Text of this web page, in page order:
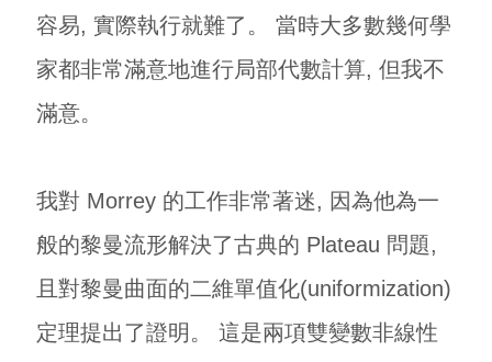
容易, 實際執行就難了。 當時大多數幾何學
家都非常滿意地進行局部代數計算, 但我不
滿意。
我對 Morrey 的工作非常著迷, 因為他為一
般的黎曼流形解決了古典的 Plateau 問題,
且對黎曼曲面的二維單值化(uniformization)
定理提出了證明。 這是兩項雙變數非線性